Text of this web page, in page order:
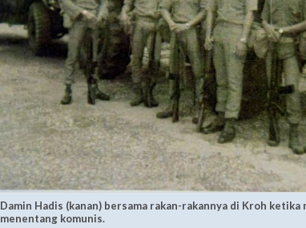
Damin Hadis (kanan) bersama rakan-rakannya di Kroh ketika
menentang komunis.